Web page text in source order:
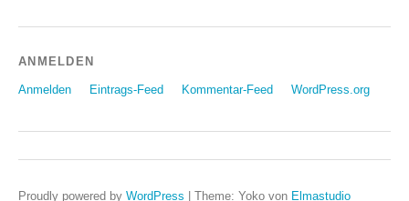
ANMELDEN
Anmelden Eintrags-Feed Kommentar-Feed WordPress.org
Proudly powered by WordPress Theme: Yoko von Elmastudio